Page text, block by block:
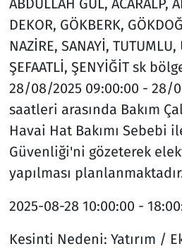
ABDULLAH GÜL, ACARALP,
DEKOR, GÖKBERK,
NAZİRE, SANAYİ, TUTUMLU,
ŞEFAATLİ, ŞENYİĞİT sk
28/08/2025 09:00:00 - 28/
saatleri arasında Bakım
Havai Hat Bakımı Sebebi
Güvenliği'ni gözeterek
yapılması
2025-08-28 10:00:00 -
Kesinti Nedeni: Yatırım /